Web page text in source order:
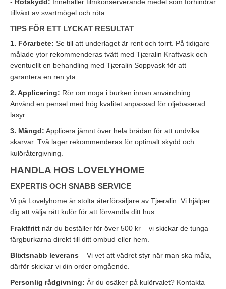
tillväxt av svartmögel och röta.
TIPS FÖR ETT LYCKAT RESULTAT
1. Förarbete: Se till att underlaget är rent och torrt. På tidigare
målade ytor rekommenderas tvätt med Tjæralin Kraftvask och
eventuellt en behandling med Tjæralin Soppvask för att
garantera en ren yta.
2. Applicering: Rör om noga i burken innan användning.
Använd en pensel med hög kvalitet anpassad för oljebaserad
lasyr.
3. Mängd: Applicera jämnt över hela brädan för att undvika
skarvar. Två lager rekommenderas för optimalt skydd och
kulöråtergivning.
HANDLA HOS LOVELYHOME
EXPERTIS OCH SNABB SERVICE
Vi på Lovelyhome är stolta återförsäljare av Tjæralin. Vi hjälper
dig att välja rätt kulör för att förvandla ditt hus.
Fraktfritt när du beställer för över 500 kr – vi skickar de tunga
färgburkarna direkt till ditt ombud eller hem.
Blixtsnabb leverans – Vi vet att vädret styr när man ska måla,
därför skickar vi din order omgående.
Personlig rådgivning: Är du osäker på kulörvalet? Kontakta